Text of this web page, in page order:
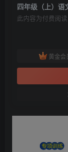
四年级（上）语
此内容为付费阅
黄金会